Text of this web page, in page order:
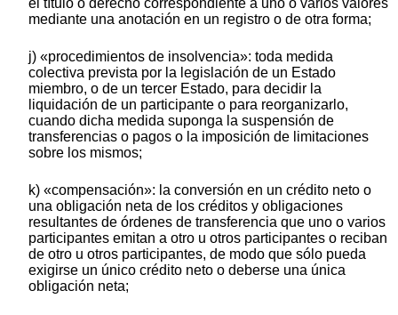
el título o derecho correspondiente a uno o varios valores
mediante una anotación en un registro o de otra forma;
j) «procedimientos de insolvencia»: toda medida
colectiva prevista por la legislación de un Estado
miembro, o de un tercer Estado, para decidir la
liquidación de un participante o para reorganizarlo,
cuando dicha medida suponga la suspensión de
transferencias o pagos o la imposición de limitaciones
sobre los mismos;
k) «compensación»: la conversión en un crédito neto o
una obligación neta de los créditos y obligaciones
resultantes de órdenes de transferencia que uno o varios
participantes emitan a otro u otros participantes o reciban
de otro u otros participantes, de modo que sólo pueda
exigirse un único crédito neto o deberse una única
obligación neta;